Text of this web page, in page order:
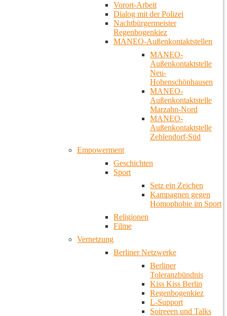
Vorort-Arbeit
Dialog mit der Polizei
Nachtbürgermeister
Regenbogenkiez
MANEO-Außenkontaktstellen
MANEO-
Außenkontaktstelle
Neu-
Hohenschönhausen
MANEO-
Außenkontaktstelle
Marzahn-Nord
MANEO-
Außenkontaktstelle
Zehlendorf-Süd
Empowerment
Geschichten
Sport
Setz ein Zeichen
Kampagnen gegen
Homophobie im Sport
Religionen
Filme
Vernetzung
Berliner Netzwerke
Berliner
Toleranzbündnis
Kiss Kiss Berlin
Regenbogenkiez
L-Support
Soireeen und Talks